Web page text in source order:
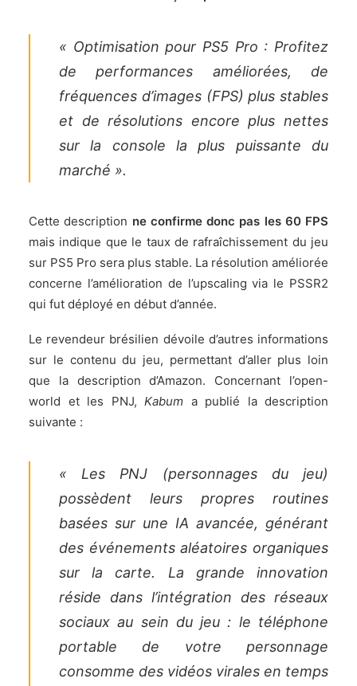
« Optimisation pour PS5 Pro : Profitez
de performances améliorées, de
fréquences d’images (FPS) plus stables
et de résolutions encore plus nettes
sur la console la plus puissante du
marché ».
Cette description ne confirme donc pas les 60 FPS
mais indique que le taux de rafraîchissement du jeu
sur PS5 Pro sera plus stable. La résolution améliorée
concerne l’amélioration de l’upscaling via le PSSR2
qui fut déployé en début d’année.
Le revendeur brésilien dévoile d’autres informations
sur le contenu du jeu, permettant d’aller plus loin
que la description d’Amazon. Concernant l’open-
world et les PNJ, Kabum a publié la description
suivante :
« Les PNJ (personnages du jeu)
possèdent leurs propres routines
basées sur une IA avancée, générant
des événements aléatoires organiques
sur la carte. La grande innovation
réside dans l’intégration des réseaux
sociaux au sein du jeu : le téléphone
portable de votre personnage
consomme des vidéos virales en temps